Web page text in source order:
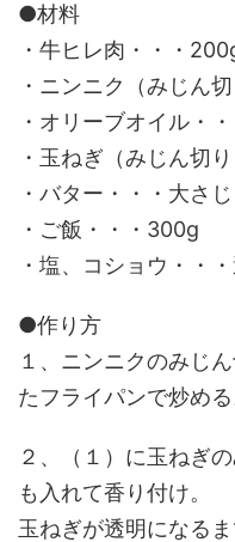
●材料
・牛ヒレ肉・・・
・ニンニク（みじん
・オリーブオイル・
・玉ねぎ（みじん切
・バター・・・大さじ
・ご飯・・・300g
・塩、コショウ・・
●作り方
１、ニンニクのみじ
たフライパンで炒める
２、（１）に玉ねぎ
も入れて香り付け。
玉ねぎが透明になるま